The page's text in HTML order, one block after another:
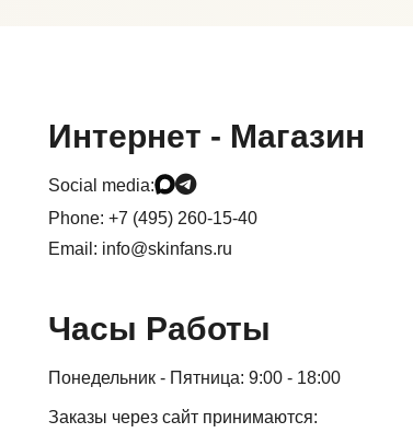
Интернет - Магазин
Social media:
Phone: +7 (495) 260-15-40
Email: info@skinfans.ru
Часы Работы
Понедельник - Пятница: 9:00 - 18:00
Заказы через сайт принимаются: